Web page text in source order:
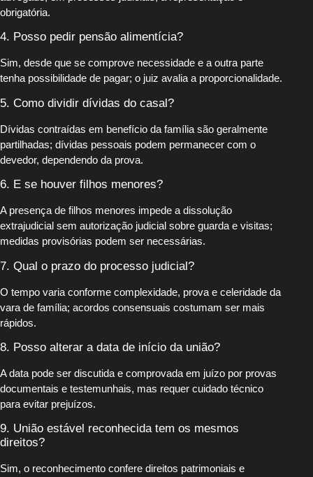
obrigatória.
4. Posso pedir pensão alimentícia?
Sim, desde que se comprove necessidade e a outra parte
tenha possibilidade de pagar; o juiz avalia a proporcionalidade.
5. Como dividir dívidas do casal?
Dívidas contraídas em benefício da família são geralmente
partilhadas; dívidas pessoais podem permanecer com o
devedor, dependendo da prova.
6. E se houver filhos menores?
A presença de filhos menores impede a dissolução
extrajudicial sem autorização judicial sobre guarda e visitas;
medidas provisórias podem ser necessárias.
7. Qual o prazo do processo judicial?
O tempo varia conforme complexidade, prova e celeridade da
vara de família; acordos consensuais costumam ser mais
rápidos.
8. Posso alterar a data de início da união?
A data pode ser discutida e comprovada em juízo por provas
documentais e testemunhais, mas requer cuidado técnico
para evitar prejuízos.
9. União estável reconhecida tem os mesmos
direitos?
Sim, o reconhecimento confere direitos patrimoniais e